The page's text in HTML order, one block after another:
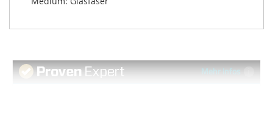
Mehr Infos